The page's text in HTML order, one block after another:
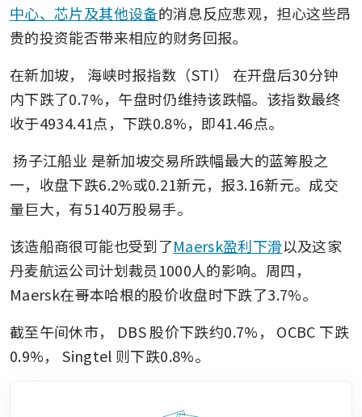
中心、芯片及其他设备的消息反应悲观，担心这些昂
贵的投资能否带来相应的财务回报。
在新加坡，
海峡时报指数（STI）
在开盘后30分钟
内下跌了0.7%，午盘时仍维持该跌幅。该指数最终
收于4934.41点，下跌0.8%，即41.46点。
扬子江船业 是新加坡交易所跌幅最大的蓝筹股之
一，收盘下跌6.2%或0.21新元，报3.16新元。成交
量巨大，有5140万股易手。
该造船商很可能也受到了Maersk盈利下滑以及这家
丹麦航运公司计划裁员1000人的影响。周四，
Maersk在哥本哈根的股价收盘时下跌了3.7%。
截至午间休市，
DBS股价下跌约0.7%， OCBC 下跌
0.9%，
Singtel 则下跌0.8%。